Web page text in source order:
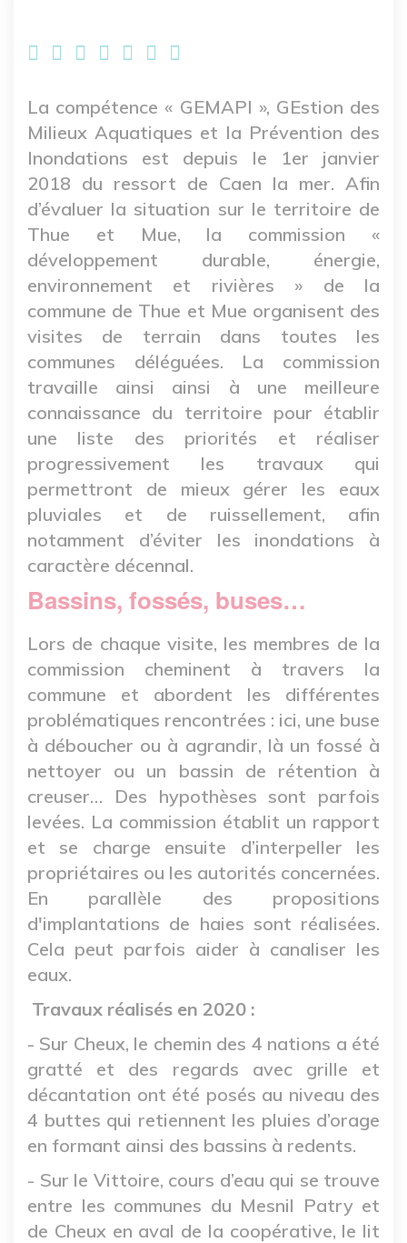
La compétence « GEMAPI », GEstion des
Milieux Aquatiques et la Prévention des
Inondations est depuis le 1er janvier
2018 du ressort de Caen la mer. Afin
d’évaluer la situation sur le territoire de
Thue et Mue, la commission «
développement durable, énergie,
environnement et rivières » de la
commune de Thue et Mue organisent des
visites de terrain dans toutes les
communes déléguées. La commission
travaille ainsi ainsi à une meilleure
connaissance du territoire pour établir
une liste des priorités et réaliser
progressivement les travaux qui
permettront de mieux gérer les eaux
pluviales et de ruissellement, afin
notamment d’éviter les inondations à
caractère décennal.
Bassins, fossés, buses…
Lors de chaque visite, les membres de la
commission cheminent à travers la
commune et abordent les différentes
problématiques rencontrées : ici, une buse
à déboucher ou à agrandir, là un fossé à
nettoyer ou un bassin de rétention à
creuser… Des hypothèses sont parfois
levées. La commission établit un rapport
et se charge ensuite d’interpeller les
propriétaires ou les autorités concernées.
En parallèle des propositions
d'implantations de haies sont réalisées.
Cela peut parfois aider à canaliser les
eaux.
Travaux réalisés en 2020 :
- Sur Cheux, le chemin des 4 nations a été
gratté et des regards avec grille et
décantation ont été posés au niveau des
4 buttes qui retiennent les pluies d’orage
en formant ainsi des bassins à redents.
- Sur le Vittoire, cours d’eau qui se trouve
entre les communes du Mesnil Patry et
de Cheux en aval de la coopérative, le lit